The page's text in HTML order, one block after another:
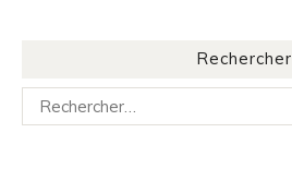
Rechercher
Rechercher :